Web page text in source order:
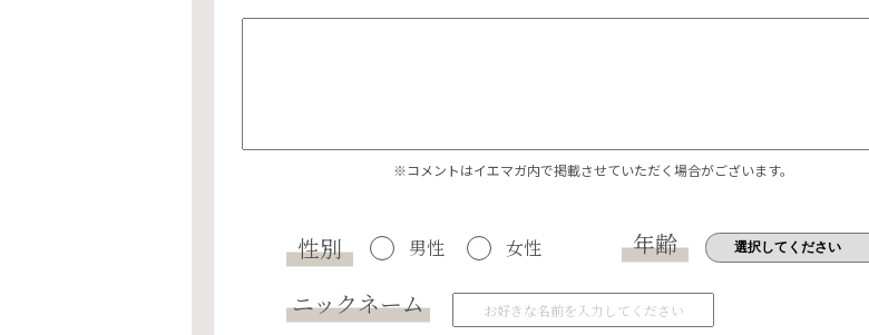
※コメントはイエマガ内で掲載させていただく場合がございます。
性別 男性 女性
年齢
ニックネーム